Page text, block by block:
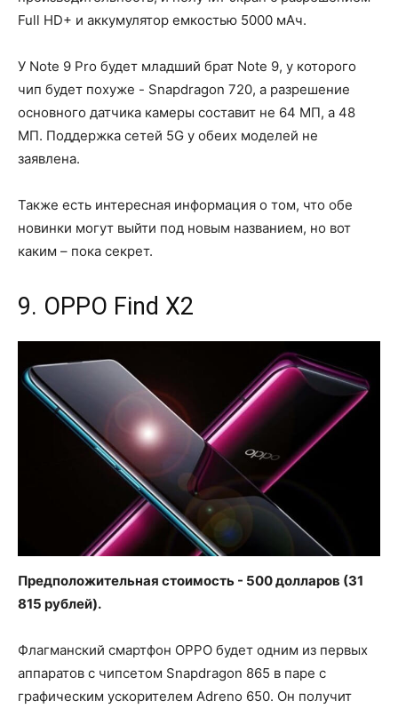
Full HD+ и аккумулятор емкостью 5000 мАч.
У Note 9 Pro будет младший брат Note 9, у которого
чип будет похуже - Snapdragon 720, а разрешение
основного датчика камеры составит не 64 МП, а 48
МП. Поддержка сетей 5G у обеих моделей не
заявлена.
Также есть интересная информация о том, что обе
новинки могут выйти под новым названием, но вот
каким – пока секрет.
9. OPPO Find X2
Предположительная стоимость - 500 долларов (31
815 рублей).
Флагманский смартфон OPPO будет одним из первых
аппаратов с чипсетом Snapdragon 865 в паре с
графическим ускорителем Adreno 650. Он получит